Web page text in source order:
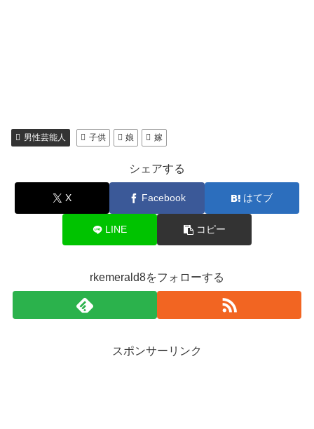
男性芸能人 子供 娘 嫁
シェアする
X Facebook はてブ
LINE コピー
rkemerald8をフォローする
スポンサーリンク